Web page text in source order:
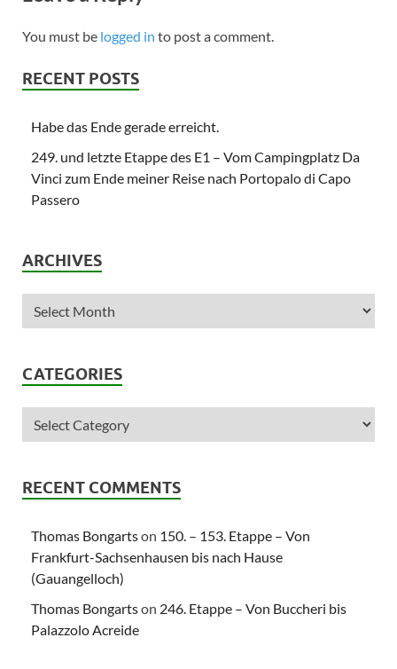
You must be logged in to post a comment.
RECENT POSTS
Habe das Ende gerade erreicht.
249. und letzte Etappe des E1 – Vom Campingplatz Da
Vinci zum Ende meiner Reise nach Portopalo di Capo
Passero
ARCHIVES
CATEGORIES
RECENT COMMENTS
Thomas Bongartson 150. – 153. Etappe – Von
Frankfurt-Sachsenhausen bis nach Hause
(Gauangelloch)
Thomas Bongartson 246. Etappe – Von Buccheri bis
Palazzolo Acreide